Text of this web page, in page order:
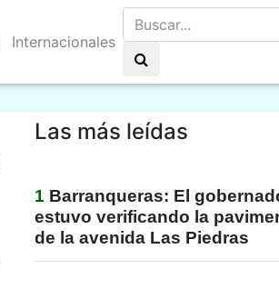
Internacionales
Las más leídas
1 Barranqueras: El
estuvo verificando la
de la avenida Las Piedras